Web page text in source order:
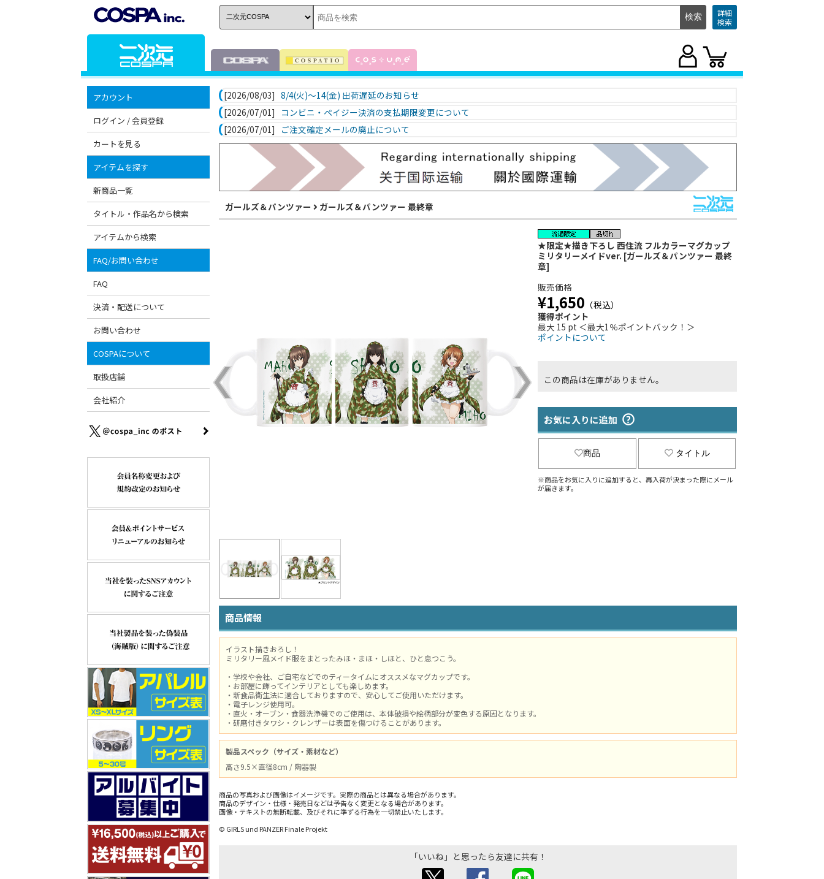
詳細
検索
アカウント
ログイン / 会員登録
カートを見る
アイテムを探す
新商品一覧
タイトル・作品名から検索
アイテムから検索
FAQ/お問い合わせ
FAQ
決済・配送について
お問い合わせ
COSPAについて
取扱店舗
会社紹介
[2026/08/03] 8/4(火)～14(金) 出荷遅延のお知らせ
[2026/07/01]
コンビニ・ペイジー決済の支払期限変更について
[2026/07/01]
ご注文確定メールの廃止について
ガールズ＆パンツァー ガールズ＆パンツァー 最終章
★限定★描き下ろし 西住流 フルカラーマグカップ
ミリタリーメイドver. [ガールズ＆パンツァー 最終
章]
販売価格
¥1,650 （税込）
獲得ポイント
最大 15 pt ＜最大1％ポイントバック！＞
ポイントについて
この商品は在庫がありません。
お気に入りに追加
商品 タイトル
※商品をお気に入りに追加すると、再入荷が決まった際にメール
が届きます。
商品情報
イラスト描きおろし！
ミリタリー風メイド服をまとったみほ・まほ・しほと、ひと息つこう。
・学校や会社、ご自宅などでのティータイムにオススメなマグカップです。
・お部屋に飾ってインテリアとしても楽しめます。
・新食品衛生法に適合しておりますので、安心してご使用いただけます。
・電子レンジ使用可。
・直火・オーブン・食器洗浄機でのご使用は、本体破損や絵柄部分が変色する原因となります。
・研磨付きタワシ・クレンザーは表面を傷つけることがあります。
製品スペック（サイズ・素材など）
高さ9.5×直径8cm / 陶器製
商品の写真および画像はイメージです。実際の商品とは異なる場合があります。
商品のデザイン・仕様・発売日などは予告なく変更となる場合があります。
画像・テキストの無断転載、及びそれに準ずる行為を一切禁止いたします。
© GIRLS und PANZER Finale Projekt
「いいね」と思ったら友達に共有！